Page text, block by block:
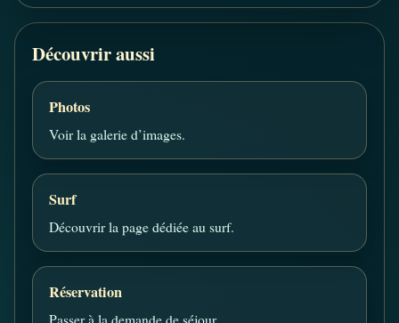
Découvrir aussi
Photos
Voir la galerie d’images.
Surf
Découvrir la page dédiée au surf.
Réservation
Passer à la demande de séjour.